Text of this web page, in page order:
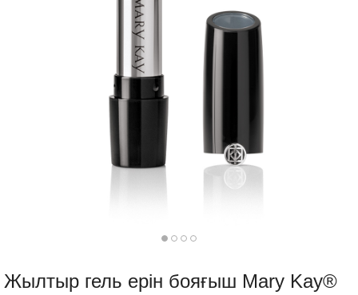
Жылтыр гель ерін бояғыш Mary Kay®